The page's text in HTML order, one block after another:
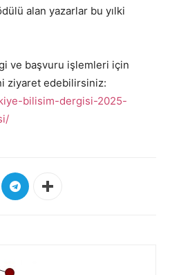
alan yazarlar bu yılki
ve başvuru işlemleri için
ziyaret edebilirsiniz:
bilisim-dergisi-2025-